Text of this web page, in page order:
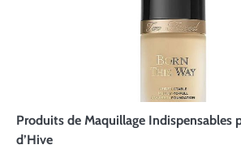
Produits de Maquillage Indispensables
d’Hive